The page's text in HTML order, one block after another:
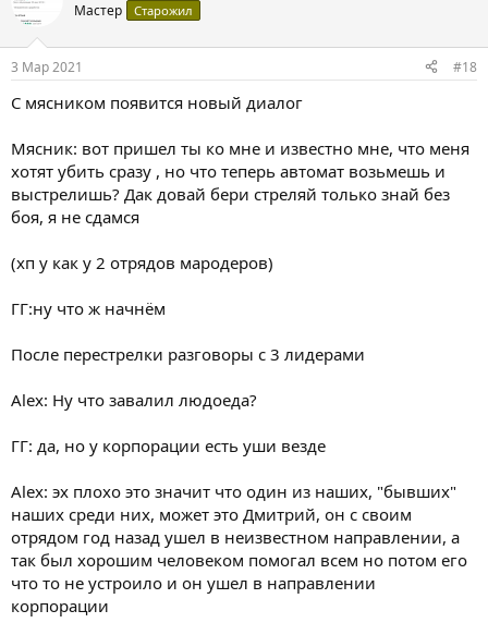
Мастер Старожил
3 Мар 2021 #18
С мясником появится новый диалог
Мясник: вот пришел ты ко мне и известно мне, что меня
хотят убить сразу , но что теперь автомат возьмешь и
выстрелишь? Дак довай бери стреляй только знай без
боя, я не сдамся
(хп у как у 2 отрядов мародеров)
ГГ:ну что ж начнём
После перестрелки разговоры с 3 лидерами
Alex: Ну что завалил людоеда?
ГГ: да, но у корпорации есть уши везде
Alex: эх плохо это значит что один из наших, "бывших"
наших среди них, может это Дмитрий, он с своим
отрядом год назад ушел в неизвестном направлении, а
так был хорошим человеком помогал всем но потом его
что то не устроило и он ушел в направлении
корпорации